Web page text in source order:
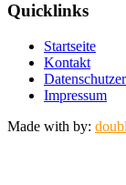
Quicklinks
Startseite
Kontakt
Impressum
Made with by: